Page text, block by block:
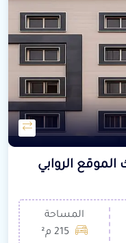
المساحة
215 م²